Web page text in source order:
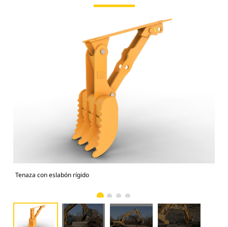
Tenaza con eslabón rígido